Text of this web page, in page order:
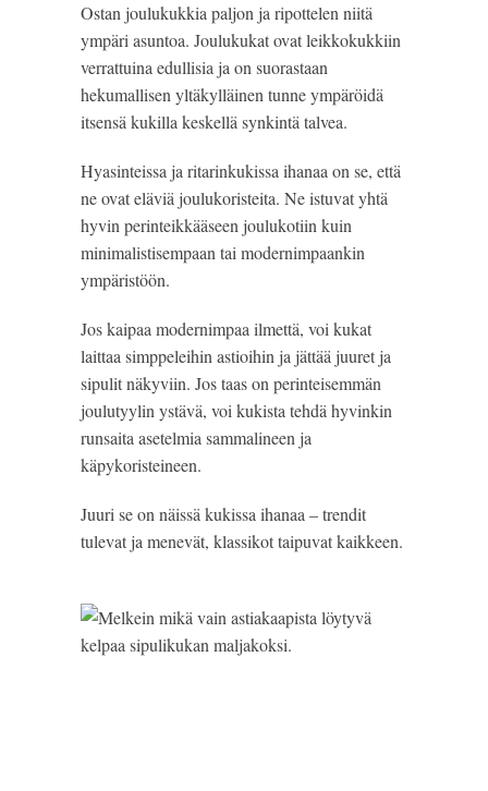
Ostan joulukukkia paljon ja ripottelen niitä
ympäri asuntoa. Joulukukat ovat leikkokukkiin
verrattuina edullisia ja on suorastaan
hekumallisen yltäkylläinen tunne ympäröidä
itsensä kukilla keskellä synkintä talvea.
Hyasinteissa ja ritarinkukissa ihanaa on se, että
ne ovat eläviä joulukoristeita. Ne istuvat yhtä
hyvin perinteikkääseen joulukotiin kuin
minimalistisempaan tai modernimpaankin
ympäristöön.
Jos kaipaa modernimpaa ilmettä, voi kukat
laittaa simppeleihin astioihin ja jättää juuret ja
sipulit näkyviin. Jos taas on perinteisemmän
joulutyylin ystävä, voi kukista tehdä hyvinkin
runsaita asetelmia sammalineen ja
käpykoristeineen.
Juuri se on näissä kukissa ihanaa – trendit
tulevat ja menevät, klassikot taipuvat kaikkeen.